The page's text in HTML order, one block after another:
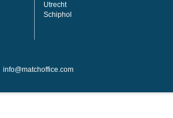
Utrecht
Schiphol
info@matchoffice.com